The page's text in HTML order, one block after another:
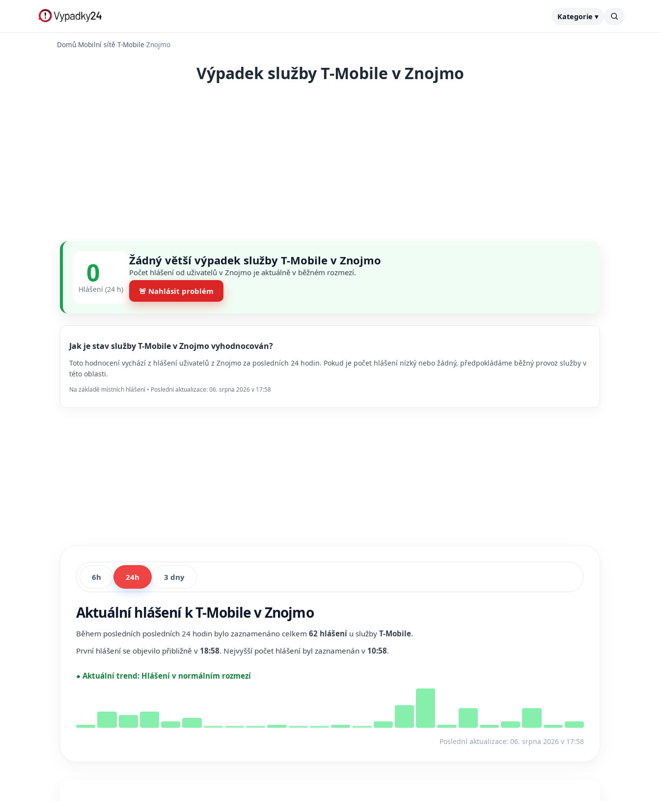
Kategorie ▾
Domů›Mobilní sítě›T-Mobile›Znojmo
Výpadek služby T-Mobile v Znojmo
0
Hlášení (24 h)
Žádný větší výpadek služby T-Mobile v Znojmo
Počet hlášení od uživatelů v Znojmo je aktuálně v běžném rozmezí.
🚨 Nahlásit problém
Jak je stav služby T-Mobile v Znojmo vyhodnocován?
Toto hodnocení vychází z hlášení uživatelů z Znojmo za posledních 24 hodin. Pokud je počet hlášení nízký nebo žádný, předpokládáme běžný provoz služby v
této oblasti.
Na základě místních hlášení • Poslední aktualizace: 06. srpna 2026 v 17:58
6h 24h 3 dny
Aktuální hlášení k T-Mobile v Znojmo
Během posledních posledních 24 hodin bylo zaznamenáno celkem 62 hlášení u služby T-Mobile.
První hlášení se objevilo přibližně v 18:58. Nejvyšší počet hlášení byl zaznamenán v 10:58.
● Aktuální trend: Hlášení v normálním rozmezí
Poslední aktualizace: 06. srpna 2026 v 17:58